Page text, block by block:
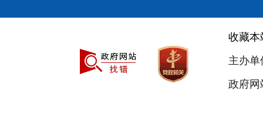
收藏本
主办
政府网